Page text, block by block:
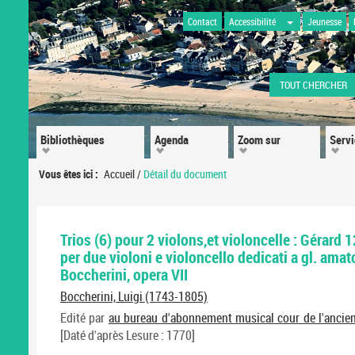
Contact Accessibilité Jeunesse
TOUT CHERCHER
Vous êtes ici : Accueil/ Détail du document
Bibliothèques Agenda Zoom sur
Trios (6) pour 2 violons,et violoncelle : Gérard
per due violoni e violoncello dedicati a gl.
Boccherini, opera VII
Boccherini, Luigi (1743-1805)
Edité par au bureau d'abonnement musical cour de
[Daté d'après Lesure : 1770]